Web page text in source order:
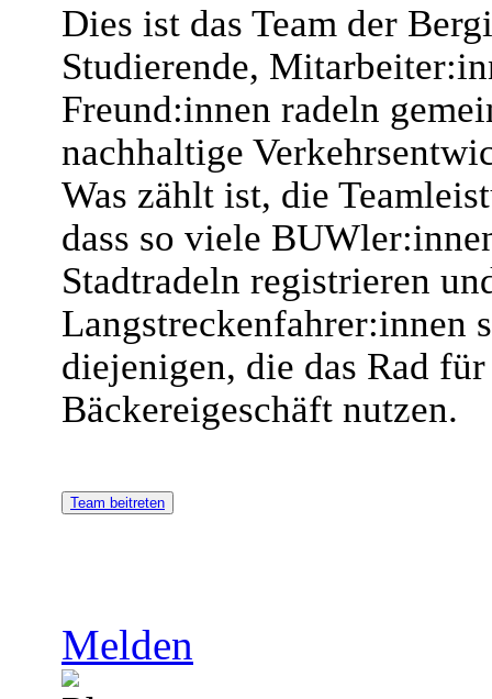
Dies ist das Team der
Studierende,
Freund:innen radeln
nachhaltige
Was zählt ist, die
dass so viele
Stadtradeln registrieren
Langstreckenfahrer:innen
diejenigen, die das Rad
Bäckereigeschäft nutzen.
Team beitreten
Melden